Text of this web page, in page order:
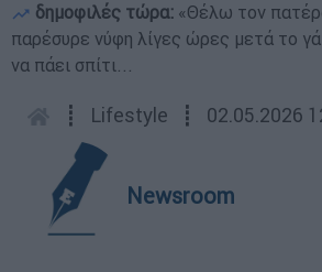
δημοφιλές τώρα: «Θέλω τον
παρέσυρε νύφη λίγες ώρες μετά το
να πάει σπίτι...
┋ Lifestyle ┋ 02.05.2026
Newsroom